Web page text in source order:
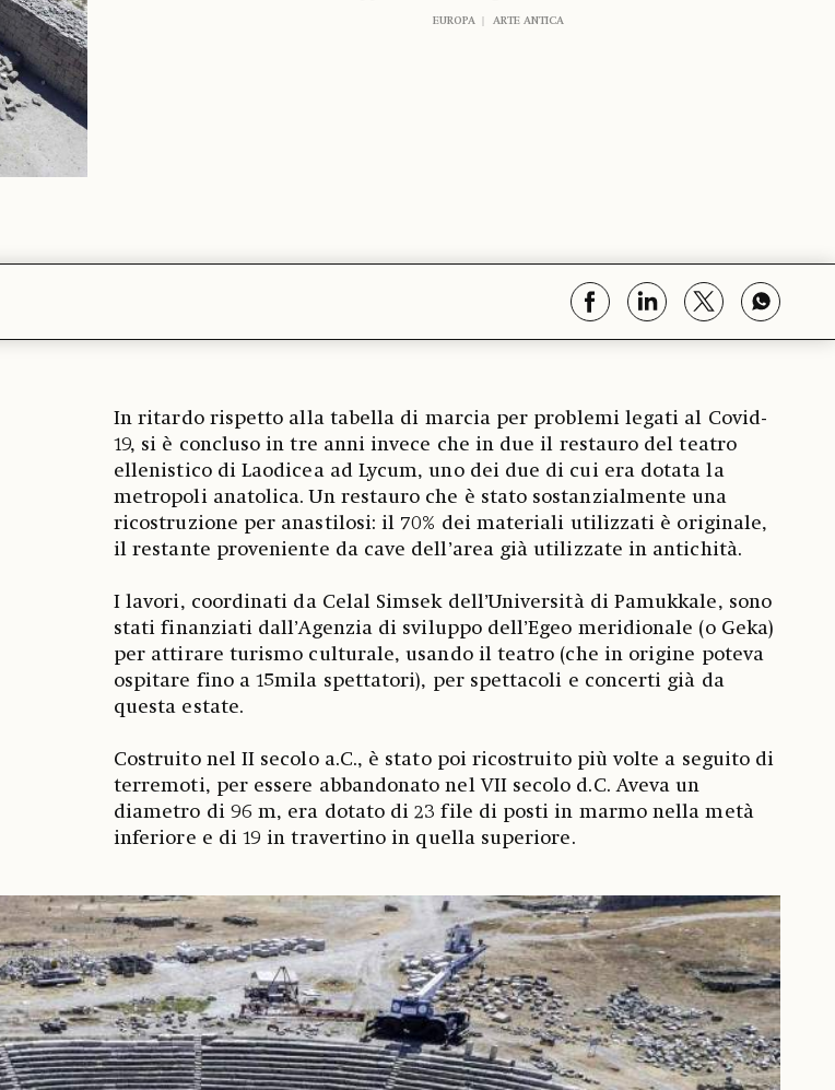
EUROPA ARTE ANTICA
In ritardo rispetto alla tabella di marcia per problemi legati al Covid-
19, si è concluso in tre anni invece che in due il restauro del teatro
ellenistico di Laodicea ad Lycum, uno dei due di cui era dotata la
metropoli anatolica. Un restauro che è stato sostanzialmente una
ricostruzione per anastilosi: il 70% dei materiali utilizzati è originale,
il restante proveniente da cave dell’area già utilizzate in antichità.
I lavori, coordinati da Celal Simsek dell’Università di Pamukkale, sono
stati finanziati dall’Agenzia di sviluppo dell’Egeo meridionale (o Geka)
per attirare turismo culturale, usando il teatro (che in origine poteva
ospitare fino a 15mila spettatori), per spettacoli e concerti già da
questa estate.
Costruito nel II secolo a.C., è stato poi ricostruito più volte a seguito di
terremoti, per essere abbandonato nel VII secolo d.C. Aveva un
diametro di 96 m, era dotato di 23 file di posti in marmo nella metà
inferiore e di 19 in travertino in quella superiore.